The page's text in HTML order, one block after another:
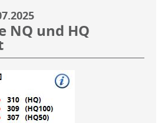
NQ und HQ